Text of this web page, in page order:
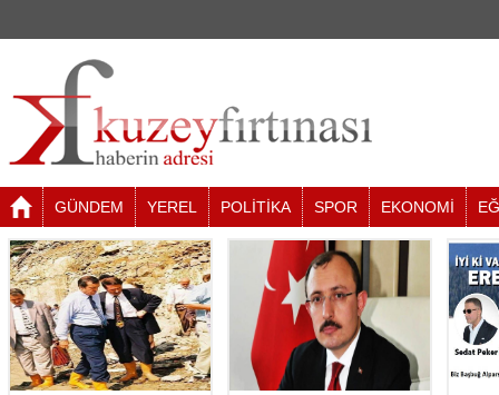
GÜNDEM YEREL POLİTİKA SPOR EKONOMİ